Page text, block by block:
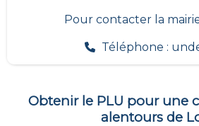
Pour contacter la
Téléphone :
Obtenir le PLU pour une
alentours de